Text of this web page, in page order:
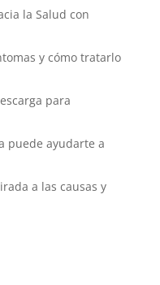
la Salud con
y cómo tratarlo
para
puede ayudarte a
a las causas y